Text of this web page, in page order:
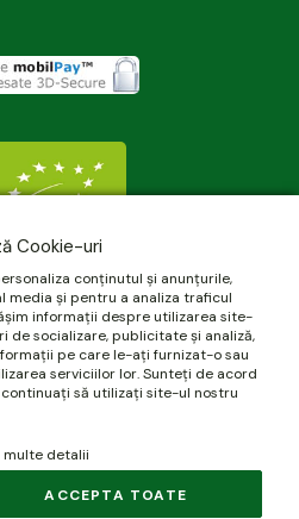
Cookie-uri
conținutul și anunțurile,
media și pentru a analiza traficul
informații despre utilizarea site-
de socializare, publicitate și analiză,
pe care le-ați furnizat-o sau
serviciilor lor. Sunteți de acord
să utilizați site-ul nostru
multe detalii
ACCEPTA TOATE
| Powered by